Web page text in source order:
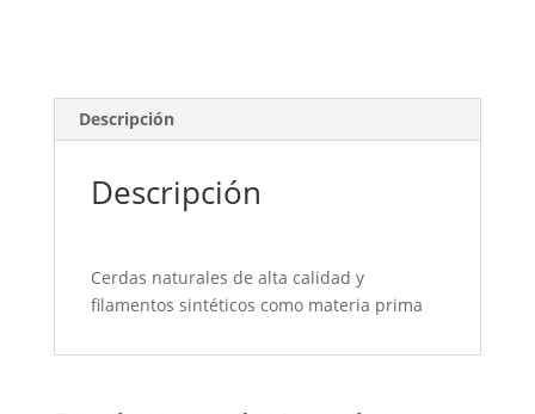
Descripción
Descripción
Cerdas naturales de alta calidad y
filamentos sintéticos como materia prima